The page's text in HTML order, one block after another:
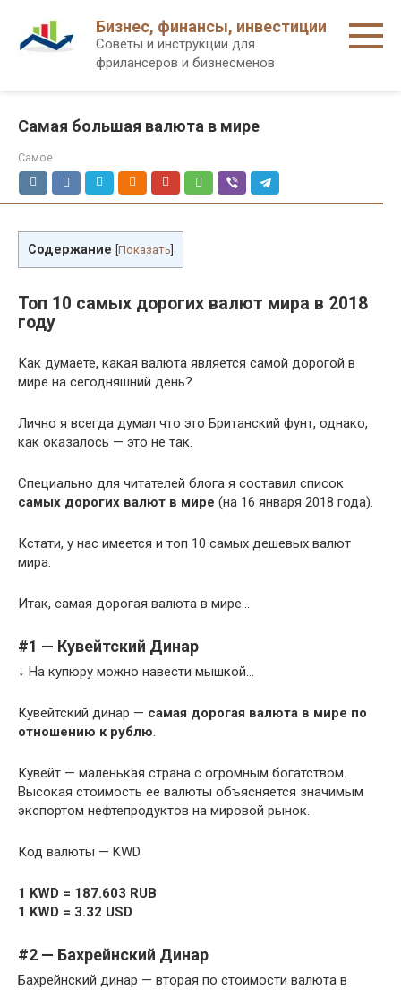
контенту
Бизнес, финансы, инвестиции
Советы и инструкции для
фрилансеров и бизнесменов
Самая большая валюта в мире
Самое
Содержание Показать
Топ 10 самых дорогих валют мира в 2018
году
Как думаете, какая валюта является самой дорогой в
мире на сегодняшний день?
Лично я всегда думал что это Британский фунт, однако,
как оказалось — это не так.
Специально для читателей блога я составил список
самых дорогих валют в мире (на 16 января 2018 года).
Кстати, у нас имеется и топ 10 самых дешевых валют
мира.
Итак, самая дорогая валюта в мире…
#1 — Кувейтский Динар
↓ На купюру можно навести мышкой…
Кувейтский динар — самая дорогая валюта в мире по
отношению к рублю.
Кувейт — маленькая страна с огромным богатством.
Высокая стоимость ее валюты объясняется значимым
экспортом нефтепродуктов на мировой рынок.
Код валюты — KWD
1 KWD = 187.603 RUB
1 KWD = 3.32 USD
#2 — Бахрейнский Динар
Бахрейнский динар — вторая по стоимости валюта в